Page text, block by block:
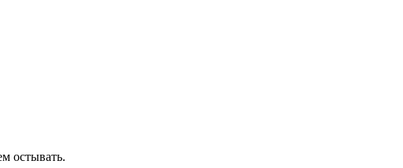
остывать.